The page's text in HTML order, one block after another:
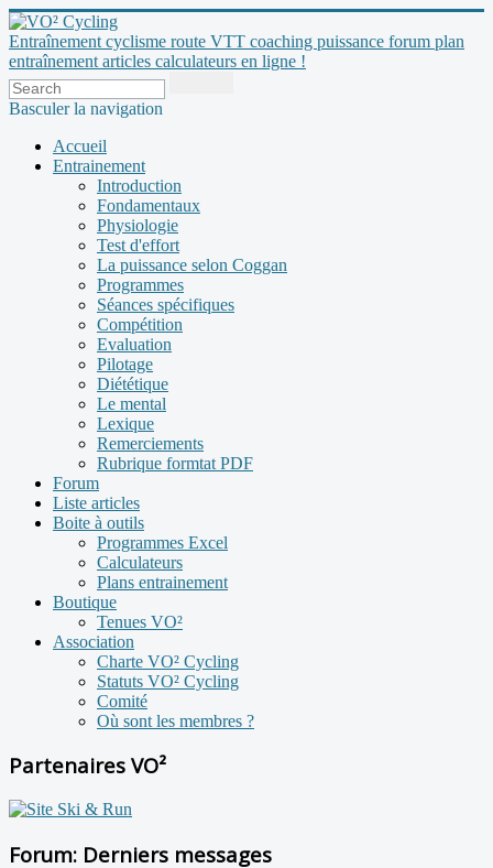
Entraînement cyclisme route VTT coaching puissance forum plan
entraînement articles calculateurs en ligne !
Basculer la navigation
Accueil
Entrainement
Introduction
Fondamentaux
Physiologie
Test d'effort
La puissance selon Coggan
Programmes
Séances spécifiques
Compétition
Evaluation
Pilotage
Diététique
Le mental
Lexique
Remerciements
Rubrique formtat PDF
Forum
Liste articles
Boite à outils
Programmes Excel
Calculateurs
Plans entrainement
Boutique
Tenues VO²
Association
Charte VO² Cycling
Statuts VO² Cycling
Comité
Où sont les membres ?
Partenaires VO²
Forum: Derniers messages